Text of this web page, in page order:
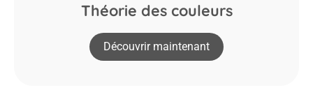
Théorie des couleurs
Découvrir maintenant